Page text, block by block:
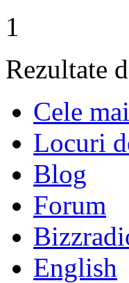
1
Rezultate
Cele
Locuri
Blog
Forum
English